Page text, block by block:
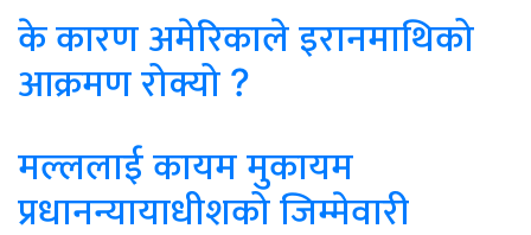
के कारण अमेरिकाले इरानमाथिको
आक्रमण रोक्यो ?
मल्ललाई कायम मुकायम
प्रधानन्यायाधीशको जिम्मेवारी